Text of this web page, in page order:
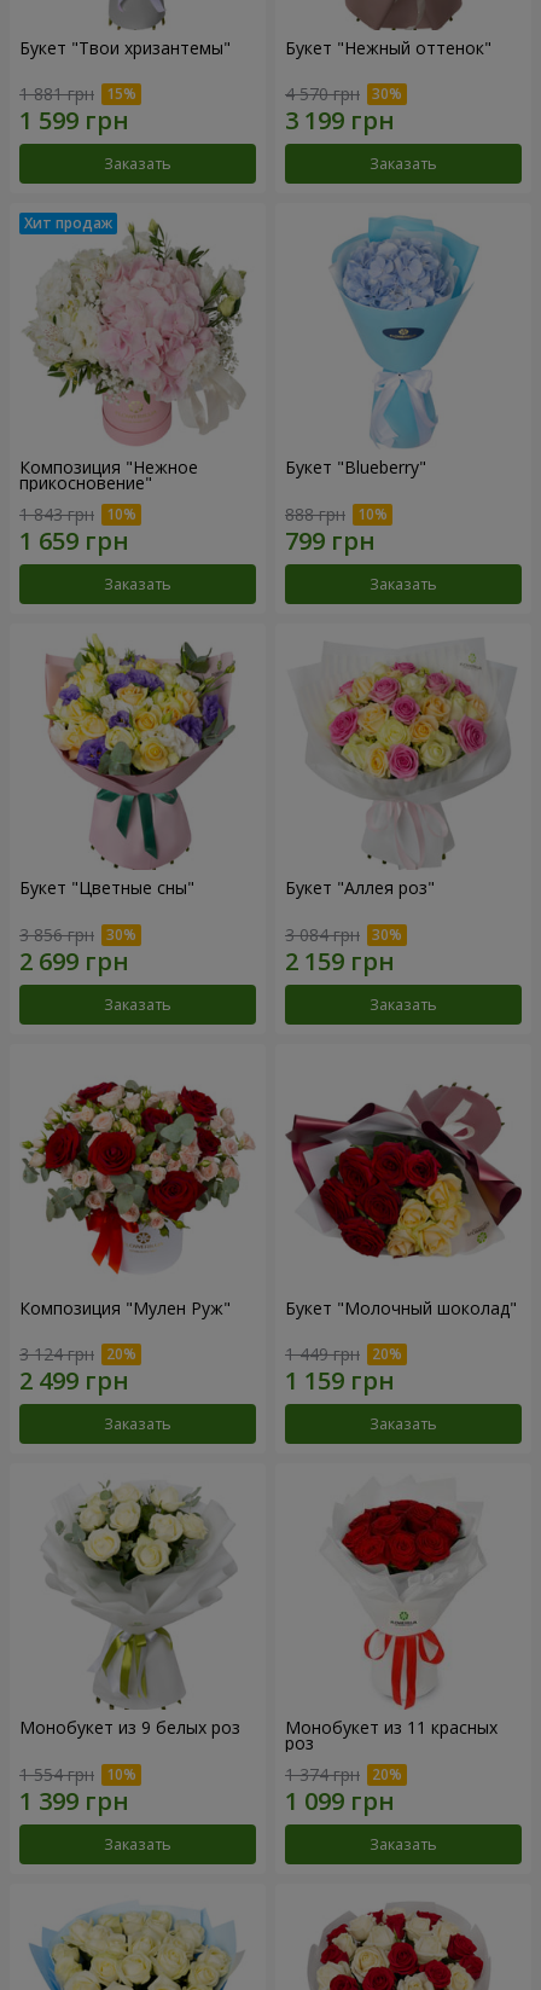
Букет "Твои хризантемы"
1 881 грн
Заказать
Букет "Нежный оттенок"
4 570 грн
Заказать
Композиция "Нежное
прикосновение"
1 843 грн
Заказать
Букет "Blueberry"
888 грн
Заказать
Букет "Цветные сны"
3 856 грн
Заказать
Букет "Аллея роз"
3 084 грн
Заказать
Композиция "Мулен Руж"
3 124 грн
Заказать
Букет "Молочный шоколад"
1 449 грн
Заказать
Монобукет из 9 белых роз
1 554 грн
Заказать
Монобукет из 11 красных
роз
1 374 грн
Заказать